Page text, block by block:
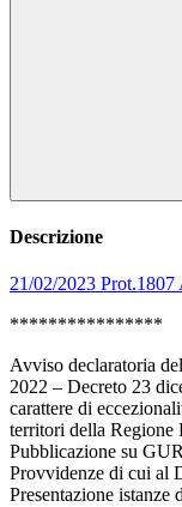
Descrizione
21/02/2023
****************
Avviso declaratoria
2022 – Decreto 23
carattere di
territori della Regione
Pubblicazione su
Provvidenze di cui al
Presentazione istanze